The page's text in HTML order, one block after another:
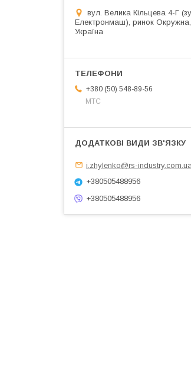
вул. Велика Кільцева 4-Г
Електронмаш), ринок Окружна,
Україна
+380 (50) 548-89-56
МТС
i.zhylenko@rs-industry.com.ua
+380505488956
+380505488956